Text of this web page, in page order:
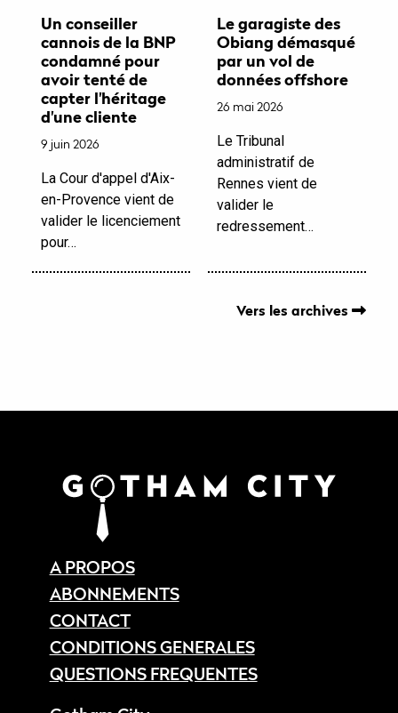
Un conseiller
cannois de la BNP
condamné pour
avoir tenté de
capter l'héritage
d'une cliente
9 juin 2026
La Cour d'appel d'Aix-
en-Provence vient de
valider le licenciement
pour…
Le garagiste des
Obiang démasqué
par un vol de
données offshore
26 mai 2026
Le Tribunal
administratif de
Rennes vient de
valider le
redressement…
Vers les archives
A PROPOS
ABONNEMENTS
CONTACT
CONDITIONS GENERALES
QUESTIONS FREQUENTES